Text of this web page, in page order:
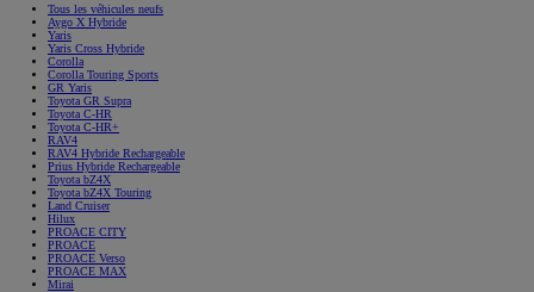
Tous les véhicules neufs
Aygo X Hybride
Yaris
Yaris Cross Hybride
Corolla
Corolla Touring Sports
GR Yaris
Toyota GR Supra
Toyota C-HR
Toyota C-HR+
RAV4
RAV4 Hybride Rechargeable
Prius Hybride Rechargeable
Toyota bZ4X
Toyota bZ4X Touring
Land Cruiser
Hilux
PROACE CITY
PROACE
PROACE Verso
PROACE MAX
Mirai